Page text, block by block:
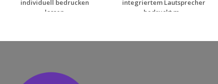
individuell bedrucken
lassen
integriertem Lautsprecher
bedruckt m...